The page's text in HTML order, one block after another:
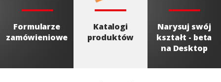
Formularze
zamówieniowe
Katalogi
produktów
Narysuj swój
kształt - beta
na Desktop